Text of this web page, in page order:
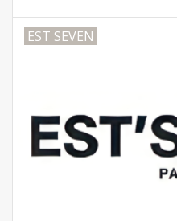
EST SEVEN